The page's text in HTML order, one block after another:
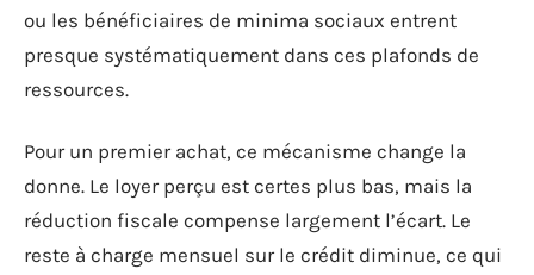
ou les bénéficiaires de minima sociaux entrent
presque systématiquement dans ces plafonds de
ressources.
Pour un premier achat, ce mécanisme change la
donne. Le loyer perçu est certes plus bas, mais la
réduction fiscale compense largement l’écart. Le
reste à charge mensuel sur le crédit diminue, ce qui